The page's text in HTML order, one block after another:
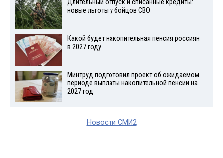
Длительный отпуск и списанные кредиты:
новые льготы у бойцов СВО
Какой будет накопительная пенсия россиян
в 2027 году
Минтруд подготовил проект об ожидаемом
периоде выплаты накопительной пенсии на
2027 год
Новости СМИ2